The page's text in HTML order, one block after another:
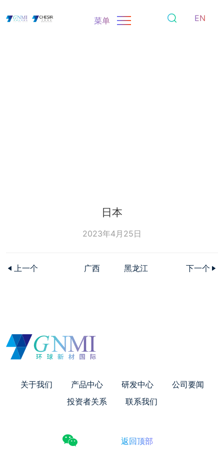
EN
菜单
日本
2023年4月25日
上一个 广西 黑龙江 下一个
关于我们 产品中心 研发中心
公司要闻
投资者关系
联系我们
返回顶部